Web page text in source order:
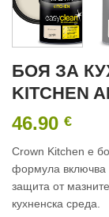
БОЯ ЗА
KITCHEN
46.90 €
Crown Kitchen е
формула включва
защита от
кухненска среда.